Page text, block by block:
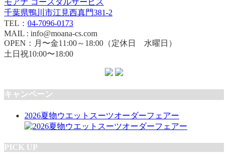
モアナ コースタルサービス
千葉県鴨川市江見西真門381-2
TEL： 04-7096-0173
MAIL : info@moana-cs.com
OPEN：月〜金11:00～18:00（定休日 水曜日）
土日祝10:00〜18:00
キャンペーン
2026夏物ウエットスーツオーダーフェアー
PICK UP